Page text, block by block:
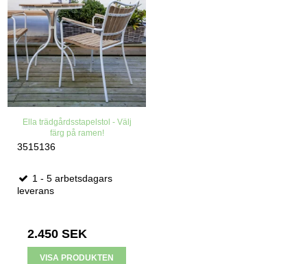
Ella trädgårdsstapelstol - Välj
färg på ramen!
3515136
1 - 5 arbetsdagars
leverans
2.450 SEK
VISA PRODUKTEN